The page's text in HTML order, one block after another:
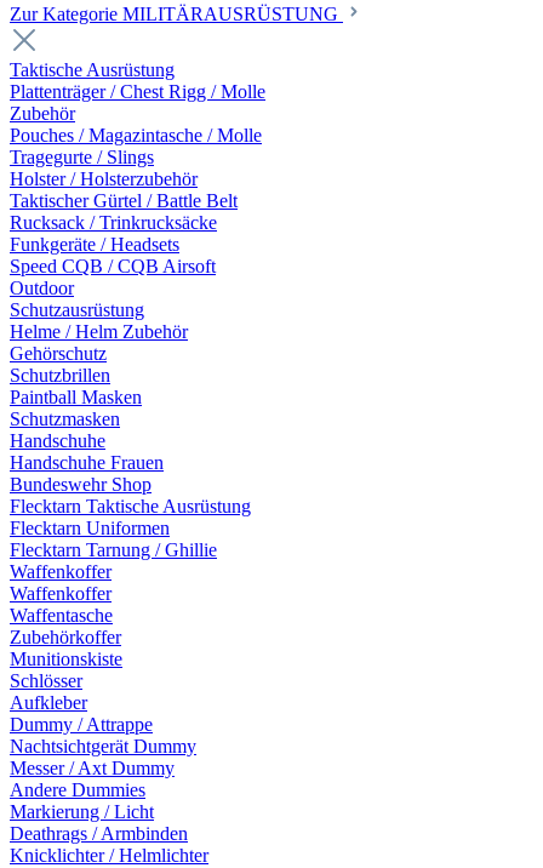
Zur Kategorie MILITÄRAUSRÜSTUNG
Taktische Ausrüstung
Plattenträger / Chest Rigg / Molle
Zubehör
Pouches / Magazintasche / Molle
Tragegurte / Slings
Holster / Holsterzubehör
Taktischer Gürtel / Battle Belt
Rucksack / Trinkrucksäcke
Funkgeräte / Headsets
Speed CQB / CQB Airsoft
Outdoor
Schutzausrüstung
Helme / Helm Zubehör
Gehörschutz
Schutzbrillen
Paintball Masken
Schutzmasken
Handschuhe
Handschuhe Frauen
Bundeswehr Shop
Flecktarn Taktische Ausrüstung
Flecktarn Uniformen
Flecktarn Tarnung / Ghillie
Waffenkoffer
Waffenkoffer
Waffentasche
Zubehörkoffer
Munitionskiste
Schlösser
Aufkleber
Dummy / Attrappe
Nachtsichtgerät Dummy
Messer / Axt Dummy
Andere Dummies
Markierung / Licht
Deathrags / Armbinden
Knicklichter / Helmlichter